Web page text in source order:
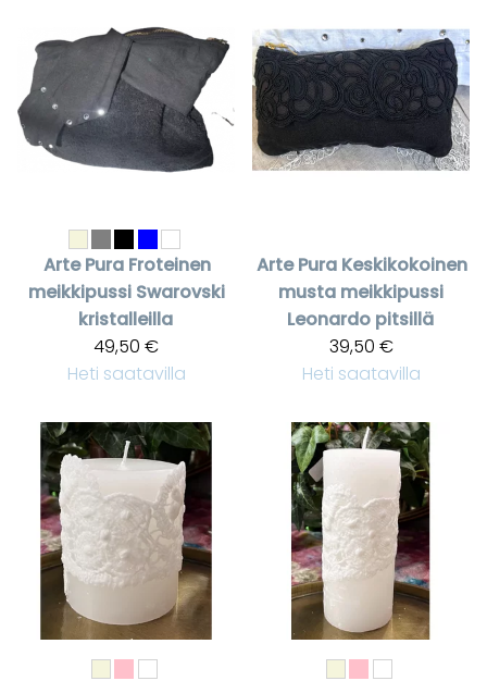
Arte Pura Froteinen
meikkipussi Swarovski
kristalleilla
49,50 €
Heti saatavilla
Arte Pura Keskikokoinen
musta meikkipussi
Leonardo pitsillä
39,50 €
Heti saatavilla